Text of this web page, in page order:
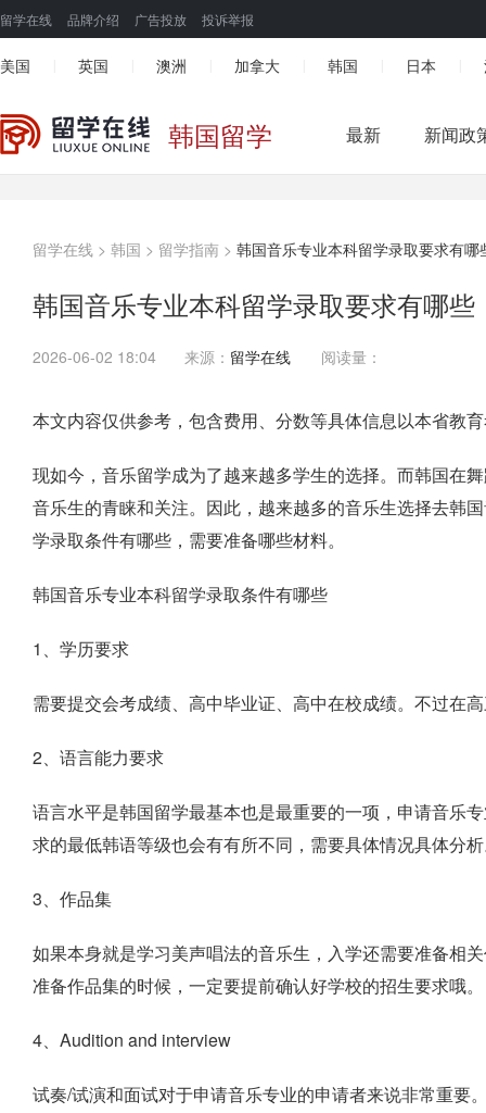
留学在线 品牌介绍 广告投放 投诉举报
美国 英国 澳洲 加拿大 韩国 日本
韩国留学 最新 新闻政
留学在线 > 韩国 > 留学指南 > 韩国音乐专业本科留学录取要求有
韩国音乐专业本科留学录取要求有哪
2026-06-02 18:04 来源： 留学在线 阅读量：
本文内容仅供参考，包含费用、分数等具体信息以本省教
现如今，音乐留学成为了越来越多学生的选择。而韩国在
音乐生的青睐和关注。因此，越来越多的音乐生选择去韩
学录取条件有哪些，需要准备哪些材料。
韩国音乐专业本科留学录取条件有哪些
1、学历要求
需要提交会考成绩、高中毕业证、高中在校成绩。不过在
2、语言能力要求
语言水平是韩国留学最基本也是最重要的一项，申请音乐
求的最低韩语等级也会有有所不同，需要具体情况具体分
3、作品集
如果本身就是学习美声唱法的音乐生，入学还需要准备相
准备作品集的时候，一定要提前确认好学校的招生要求哦。
4、Audition and interview
试奏/试演和面试对于申请音乐专业的申请者来说非常重